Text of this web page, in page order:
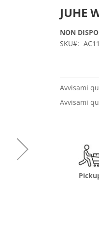
JUHE
NON
SKU
Avvisami
Avvisami